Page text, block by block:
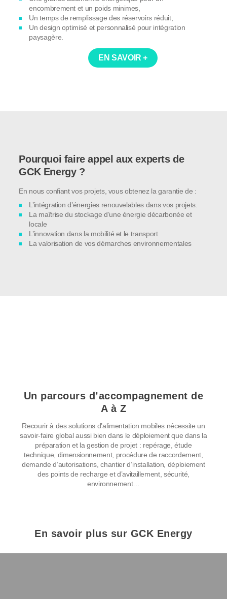
encombrement et un poids minimes,
Un temps de remplissage des réservoirs réduit,
Un design optimisé et personnalisé pour intégration
paysagère.
EN SAVOIR +
Pourquoi faire appel aux experts de
GCK Energy ?
En nous confiant vos projets, vous obtenez la garantie de :
L’intégration d’énergies renouvelables dans vos projets.
La maîtrise du stockage d’une énergie décarbonée et
locale
L’innovation dans la mobilité et le transport
La valorisation de vos démarches environnementales
Un parcours d’accompagnement de
A à Z
Recourir à des solutions d’alimentation mobiles nécessite un
savoir-faire global aussi bien dans le déploiement que dans la
préparation et la gestion de projet : repérage, étude
technique, dimensionnement, procédure de raccordement,
demande d’autorisations, chantier d’installation, déploiement
des points de recharge et d’avitaillement, sécurité,
environnement…
En savoir plus sur GCK Energy